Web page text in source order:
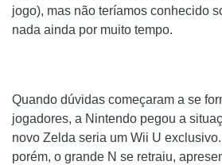
jogo), mas não teríamos conhecido
nada ainda por muito tempo.
Quando dúvidas começaram a se
jogadores, a Nintendo pegou a
novo Zelda seria um Wii U
porém, o grande N se retraiu,